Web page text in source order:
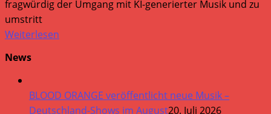
fragwürdig der Umgang mit KI-generierter Musik und zu
umstritt
Weiterlesen
News
BLOOD ORANGE veröffentlicht neue Musik –
Deutschland-Shows im August20. Juli 2026